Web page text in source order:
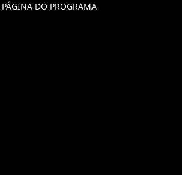
PÁGINA DO PROGRAMA